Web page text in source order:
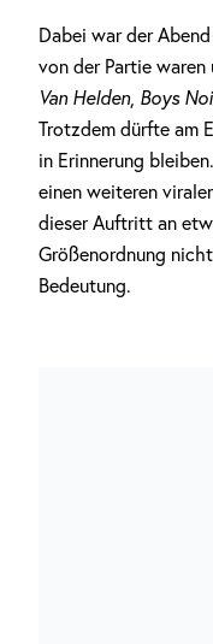
Dabei war der
von der Partie waren
Van Helden, Boys
Trotzdem dürfte am
in Erinnerung
einen weiteren
dieser Auftritt an
Größenordnung
Bedeutung.